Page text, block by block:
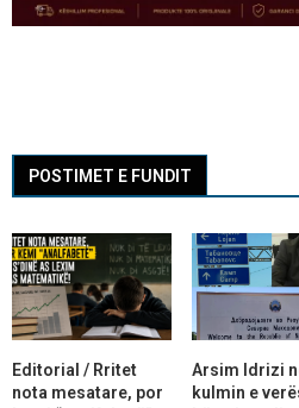
POSTIMET E FUNDIT
Editorial / Rritet
nota mesatare, por
Arsim Idrizi
kulmin e